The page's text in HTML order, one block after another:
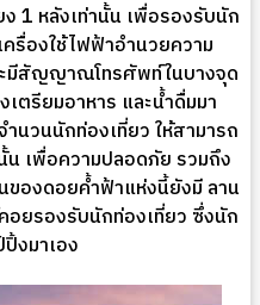
1 หลังเท่านั้น เพื่อรองรับนัก
รื่องใช้ไฟฟ้าอำนวยความ
ะมีสัญญาณโทรศัพท์ในบางจุด
ตรียมอาหาร และน้ำดื่มมา
นวนนักท่องเที่ยว ให้สามารถ
เพื่อความปลอดภัย รวมถึง
ของดอยค้ำฟ้าแห่งนี้ยังมี ลาน
อยรองรับนักท่องเที่ยว ซึ่งนัก
งมาเอง